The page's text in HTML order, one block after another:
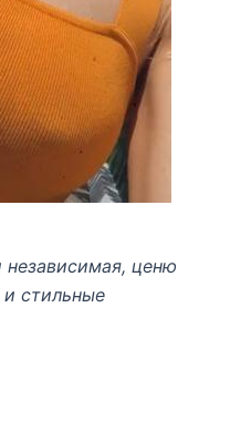
независимая, ценю
и стильные